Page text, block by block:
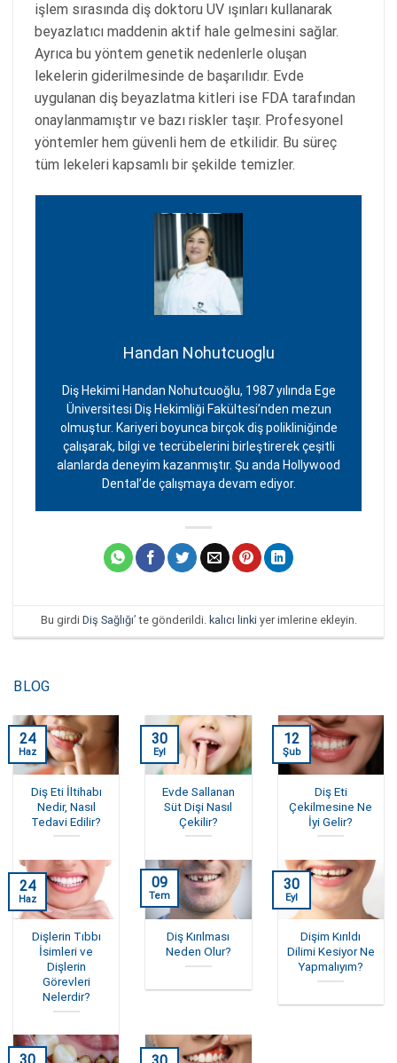
işlem sırasında diş doktoru UV ışınları kullanarak
beyazlatıcı maddenin aktif hale gelmesini sağlar.
Ayrıca bu yöntem genetik nedenlerle oluşan
lekelerin giderilmesinde de başarılıdır. Evde
uygulanan diş beyazlatma kitleri ise FDA tarafından
onaylanmamıştır ve bazı riskler taşır. Profesyonel
yöntemler hem güvenli hem de etkilidir. Bu süreç
tüm lekeleri kapsamlı bir şekilde temizler.
Handan Nohutcuoglu
Diş Hekimi Handan Nohutcuoğlu, 1987 yılında Ege
Üniversitesi Diş Hekimliği Fakültesi’nden mezun
olmuştur. Kariyeri boyunca birçok diş polikliniğinde
çalışarak, bilgi ve tecrübelerini birleştirerek çeşitli
alanlarda deneyim kazanmıştır. Şu anda Hollywood
Dental’de çalışmaya devam ediyor.
Bu girdi Diş Sağlığı’ te gönderildi. kalıcı linki yer imlerine ekleyin.
BLOG
Diş Eti İltihabı
Nedir, Nasıl
Tedavi Edilir?
24
Haz
Evde Sallanan
Süt Dişi Nasıl
Çekilir?
30
Eyl
Diş Eti
Çekilmesine Ne
İyi Gelir?
12
Şub
Dişlerin Tıbbı
İsimleri ve
Dişlerin
Görevleri
Nelerdir?
24
Haz
Diş Kırılması
Neden Olur?
09
Tem
Dişim Kırıldı
Dilimi Kesiyor Ne
Yapmalıyım?
30
Eyl